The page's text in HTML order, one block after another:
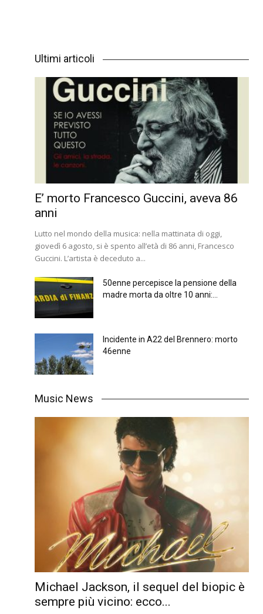
Ultimi articoli
E’ morto Francesco Guccini, aveva 86
anni
Lutto nel mondo della musica: nella mattinata di oggi,
giovedì 6 agosto, si è spento all’età di 86 anni, Francesco
Guccini. L’artista è deceduto a...
50enne percepisce la pensione della
madre morta da oltre 10 anni:...
Incidente in A22 del Brennero: morto
46enne
Music News
Michael Jackson, il sequel del biopic è
sempre più vicino: ecco...